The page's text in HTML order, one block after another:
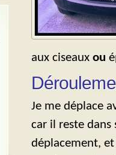
aux ciseaux ou
Je me déplace
car il reste dans
déplacement,